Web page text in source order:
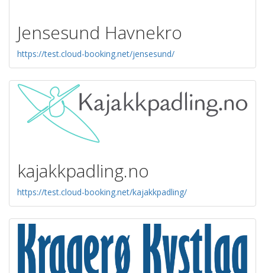
Jensesund Havnekro
https://test.cloud-booking.net/jensesund/
kajakkpadling.no
https://test.cloud-booking.net/kajakkpadling/